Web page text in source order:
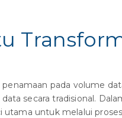
pada volume
secara tradisional.
utama untuk melalui